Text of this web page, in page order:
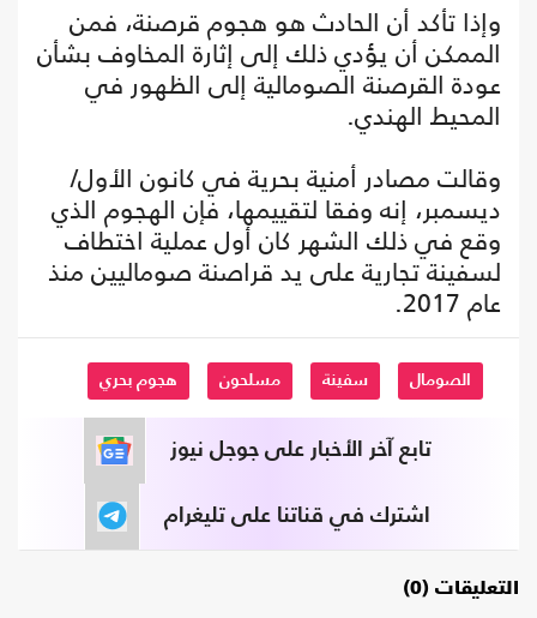
وإذا تأكد أن الحادث هو هجوم قرصنة، فمن
الممكن أن يؤدي ذلك إلى إثارة المخاوف بشأن
عودة القرصنة الصومالية إلى الظهور في
المحيط الهندي.
وقالت مصادر أمنية بحرية في كانون الأول/
ديسمبر، إنه وفقا لتقييمها، فإن الهجوم الذي
وقع في ذلك الشهر كان أول عملية اختطاف
لسفينة تجارية على يد قراصنة صوماليين منذ
عام 2017.
الصومال سفينة مسلحون هجوم بحري
تابع آخر الأخبار على جوجل نيوز
اشترك في قناتنا على تليغرام
التعليقات (0)